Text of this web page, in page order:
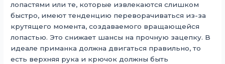
лопастями или те, которые извлекаются слишком
быстро, имеют тенденцию переворачиваться из-за
крутящего момента, создаваемого вращающейся
лопастью. Это снижает шансы на прочную зацепку. В
идеале приманка должна двигаться правильно, то
есть верхняя рука и крючок должны быть